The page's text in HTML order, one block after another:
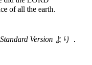
of all the earth.
Version より．